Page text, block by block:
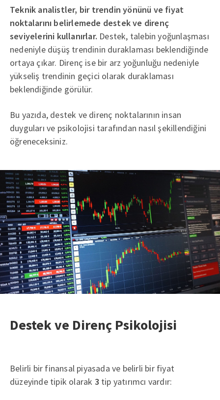
Teknik analistler, bir trendin yönünü ve fiyat
noktalarını belirlemede destek ve direnç
seviyelerini kullanırlar. Destek, talebin yoğunlaşması
nedeniyle düşüş trendinin duraklaması beklendiğinde
ortaya çıkar. Direnç ise bir arz yoğunluğu nedeniyle
yükseliş trendinin geçici olarak duraklaması
beklendiğinde görülür.
Bu yazıda, destek ve direnç noktalarının insan
duyguları ve psikolojisi tarafından nasıl şekillendiğini
öğreneceksiniz.
Destek ve Direnç Psikolojisi
Belirli bir finansal piyasada ve belirli bir fiyat
düzeyinde tipik olarak 3 tip yatırımcı vardır: